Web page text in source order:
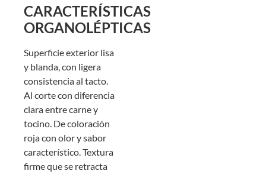
CARACTERÍSTICAS
ORGANOLÉPTICAS
Superficie exterior lisa
y blanda, con ligera
consistencia al tacto.
Al corte con diferencia
clara entre carne y
tocino. De coloración
roja con olor y sabor
característico. Textura
firme que se retracta